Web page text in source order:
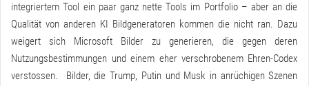
integriertem Tool ein paar ganz nette Tools im Portfolio – aber an die
Qualität von anderen KI Bildgeneratoren kommen die nicht ran. Dazu
weigert sich Microsoft Bilder zu generieren, die gegen deren
Nutzungsbestimmungen und einem eher verschrobenem Ehren-Codex
verstossen. Bilder, die Trump, Putin und Musk in anrüchigen Szenen